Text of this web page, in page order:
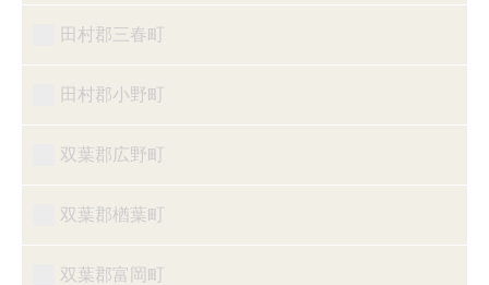
田村郡三春町
田村郡小野町
双葉郡広野町
双葉郡楢葉町
双葉郡富岡町